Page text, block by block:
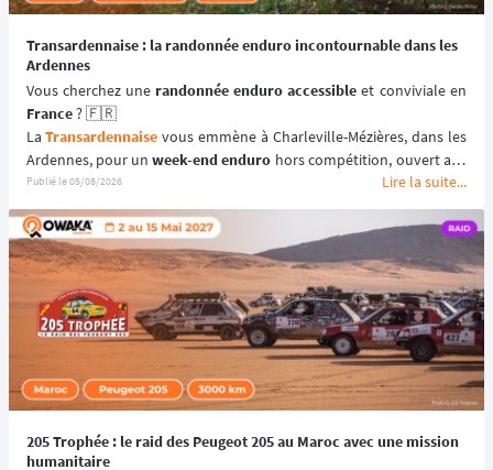
Transardennaise : la randonnée enduro incontournable dans les
Ardennes
Vous cherchez une randonnée enduro accessible
France ? 🇫🇷
La Transardennaise vous emmène à Charleville-Mézières, dans les
Ardennes, pour un week-end enduro hors compétition, ouvert aux
motos enduro, trail et trial dès 125 cm³. 🏍️
Portée par le Moto Club de Charleville-Mézières en Ardennes
(MCCMA) depuis plus de 30 éditions, cette
aventure moto mise sur
le plaisir de rouler plutôt que sur la performance chronométrée.
😉
📆 Prochaines dates : du 19 au 20 Septembre 2026.
Publié le05/08/2026 Lire la suite...
205 Trophée : le raid des Peugeot 205 au Maroc avec une mission
humanitaire